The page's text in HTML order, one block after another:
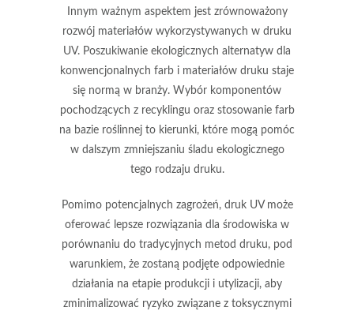
Innym ważnym aspektem jest zrównoważony
rozwój materiałów wykorzystywanych w druku
UV. Poszukiwanie ekologicznych alternatyw dla
konwencjonalnych farb i materiałów druku staje
się normą w branży. Wybór komponentów
pochodzących z recyklingu oraz stosowanie farb
na bazie roślinnej to kierunki, które mogą pomóc
w dalszym zmniejszaniu śladu ekologicznego
tego rodzaju druku.
Pomimo potencjalnych zagrożeń, druk UV może
oferować lepsze rozwiązania dla środowiska w
porównaniu do tradycyjnych metod druku, pod
warunkiem, że zostaną podjęte odpowiednie
działania na etapie produkcji i utylizacji, aby
zminimalizować ryzyko związane z toksycznymi